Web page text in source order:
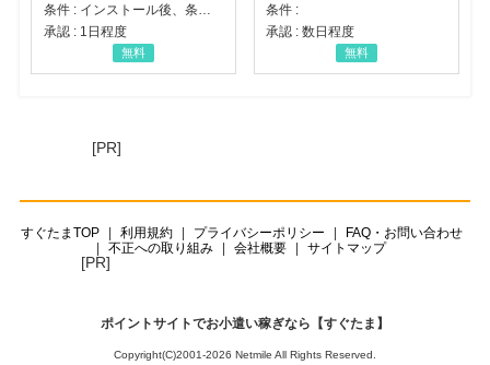
承認 : 1日程度
無料
条件 :
承認 : 数日程度
無料
[PR]
すぐたまTOP 利用規約 プライバシーポリシー
FAQ・お問い合わせ
不正への取り組み
会社概要 サイトマップ
[PR]
ポイントサイトでお小遣い稼ぎなら【すぐたま】
Copyright(C)2001-2026 Netmile All Rights Reserved.